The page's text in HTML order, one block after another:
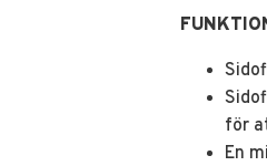
för
En